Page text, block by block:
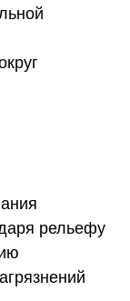
рельефу